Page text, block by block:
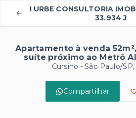
I URBE CONSULTORIA
33.934 J
Apartamento à venda
suíte próximo ao Metrô
Cursino - São Paulo/
Compartilhar